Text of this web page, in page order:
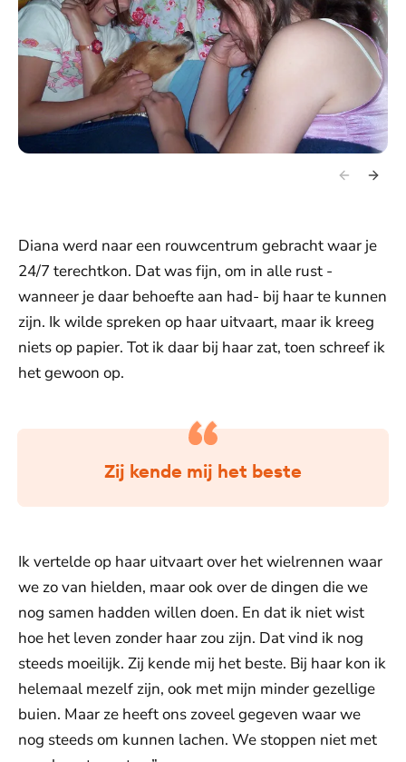
Diana werd naar een rouwcentrum gebracht waar je
24/7 terechtkon. Dat was fijn, om in alle rust -
wanneer je daar behoefte aan had- bij haar te kunnen
zijn. Ik wilde spreken op haar uitvaart, maar ik kreeg
niets op papier. Tot ik daar bij haar zat, toen schreef ik
het gewoon op.
Zij kende mij het beste
Ik vertelde op haar uitvaart over het wielrennen waar
we zo van hielden, maar ook over de dingen die we
nog samen hadden willen doen. En dat ik niet wist
hoe het leven zonder haar zou zijn. Dat vind ik nog
steeds moeilijk. Zij kende mij het beste. Bij haar kon ik
helemaal mezelf zijn, ook met mijn minder gezellige
buien. Maar ze heeft ons zoveel gegeven waar we
nog steeds om kunnen lachen. We stoppen niet met